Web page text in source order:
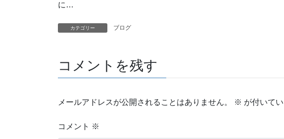
に…
カテゴリー ブログ
コメントを残す
メールアドレスが公開されることはありません。 ※ が付いて
コメント ※